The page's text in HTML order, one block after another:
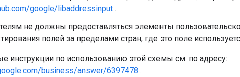
google/libaddressinput .
не должны предоставляться элементы
полей за пределами стран, где это поле
инструкции по использованию этой схемы см. по адресу:
business/answer/6397478 .